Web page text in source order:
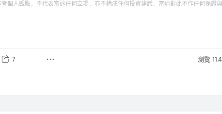
個人觀點，不代表富途任何立場，亦不構成任何投資建議，富途對此不作任何保證
7 瀏覽